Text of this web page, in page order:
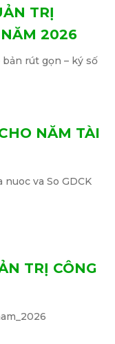
TRỊ
2026
rút gọn – ký số
NĂM TÀI
va So GDCK
TRỊ CÔNG